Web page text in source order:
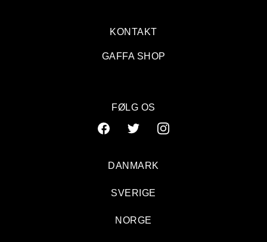
KONTAKT
GAFFA SHOP
FØLG OS
DANMARK
SVERIGE
NORGE